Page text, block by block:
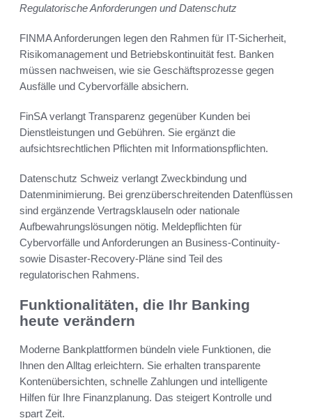
Regulatorische Anforderungen und Datenschutz
FINMA Anforderungen legen den Rahmen für IT-Sicherheit,
Risikomanagement und Betriebskontinuität fest. Banken
müssen nachweisen, wie sie Geschäftsprozesse gegen
Ausfälle und Cybervorfälle absichern.
FinSA verlangt Transparenz gegenüber Kunden bei
Dienstleistungen und Gebühren. Sie ergänzt die
aufsichtsrechtlichen Pflichten mit Informationspflichten.
Datenschutz Schweiz verlangt Zweckbindung und
Datenminimierung. Bei grenzüberschreitenden Datenflüssen
sind ergänzende Vertragsklauseln oder nationale
Aufbewahrungslösungen nötig. Meldepflichten für
Cybervorfälle und Anforderungen an Business-Continuity-
sowie Disaster-Recovery-Pläne sind Teil des
regulatorischen Rahmens.
Funktionalitäten, die Ihr Banking
heute verändern
Moderne Bankplattformen bündeln viele Funktionen, die
Ihnen den Alltag erleichtern. Sie erhalten transparente
Kontenübersichten, schnelle Zahlungen und intelligente
Hilfen für Ihre Finanzplanung. Das steigert Kontrolle und
spart Zeit.